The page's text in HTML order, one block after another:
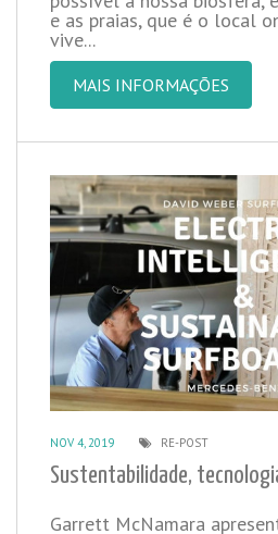
e as praias, que é o local
vive...
MAIS INFORMAÇÕES
NOV 4, 2019 RE-POST
Sustentabilidade,
Garrett McNamara